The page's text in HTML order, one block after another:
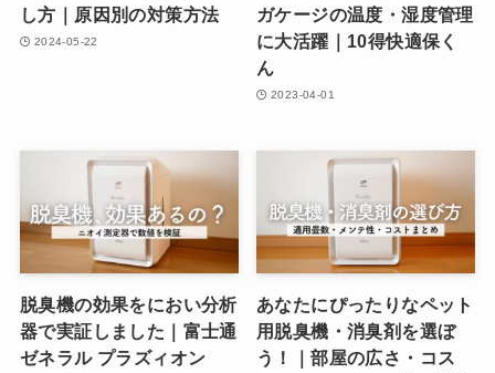
し方｜原因別の対策方法
2024-05-22
ガケージの温度・湿度管理
に大活躍｜10得快適保く
ん
2023-04-01
脱臭機の効果をにおい分析
器で実証しました｜富士通
ゼネラル プラズィオン
あなたにぴったりなペット
用脱臭機・消臭剤を選ぼ
う！｜部屋の広さ・コス